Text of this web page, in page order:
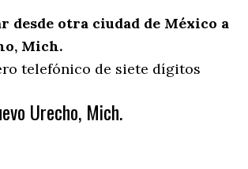
desde otra ciudad de México a
Mich.
telefónico de siete dígitos
Urecho, Mich.